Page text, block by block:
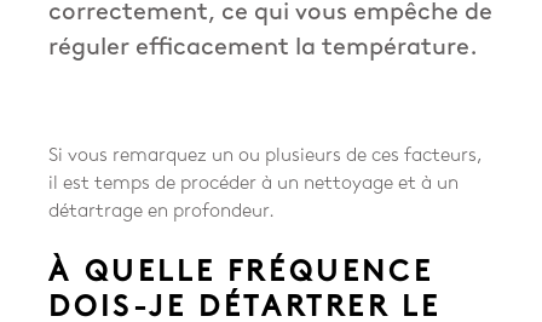
correctement, ce qui vous empêche de
réguler efficacement la température.
Si vous remarquez un ou plusieurs de ces facteurs,
il est temps de procéder à un nettoyage et à un
détartrage en profondeur.
À QUELLE FRÉQUENCE
DOIS-JE DÉTARTRER LE